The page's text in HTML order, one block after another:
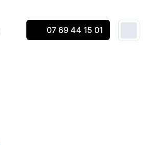
07 69 44 15 01